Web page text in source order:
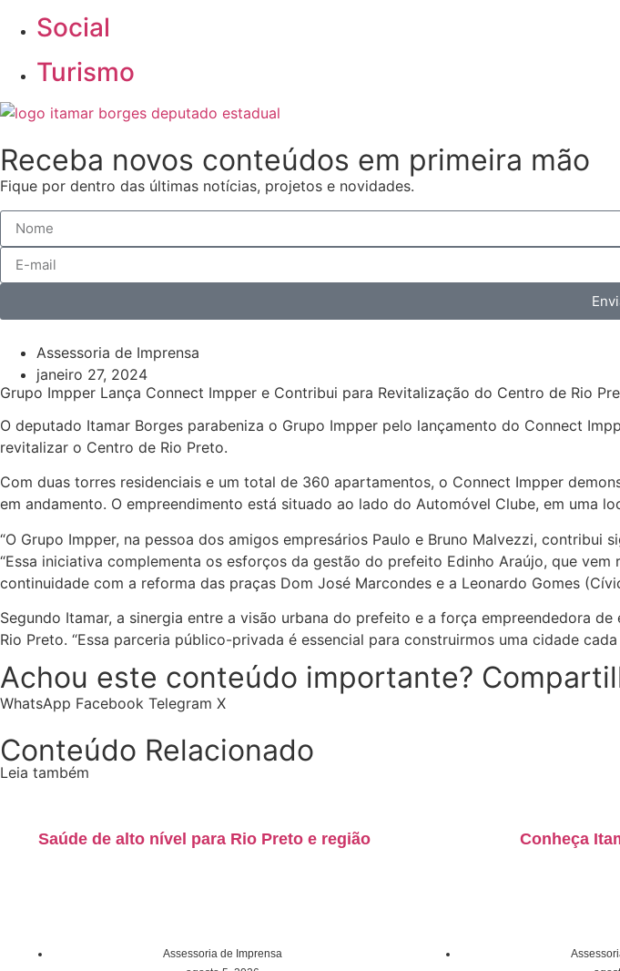
Social
Turismo
Receba novos conteúdos em primeira mão
Fique por dentro das últimas notícias, projetos e novidades.
Assessoria de Imprensa
janeiro 27, 2024
Grupo Impper Lança Connect Impper e Contribui para Revitalização do Centro de Rio
O deputado Itamar Borges parabeniza o Grupo Impper pelo lançamento do Connect
revitalizar o Centro de Rio Preto.
Com duas torres residenciais e um total de 360 apartamentos, o Connect Impper
em andamento. O empreendimento está situado ao lado do Automóvel Clube, em uma
“O Grupo Impper, na pessoa dos amigos empresários Paulo e Bruno Malvezzi,
“Essa iniciativa complementa os esforços da gestão do prefeito Edinho Araújo, que
continuidade com a reforma das praças Dom José Marcondes e a Leonardo Gomes
Segundo Itamar, a sinergia entre a visão urbana do prefeito e a força empreendedora
Rio Preto. “Essa parceria público-privada é essencial para construirmos uma cidade
Achou este conteúdo importante?
WhatsApp Facebook Telegram X
Conteúdo Relacionado
Leia também
Saúde de alto nível para Rio Preto e região
Assessoria de Imprensa
Conheça